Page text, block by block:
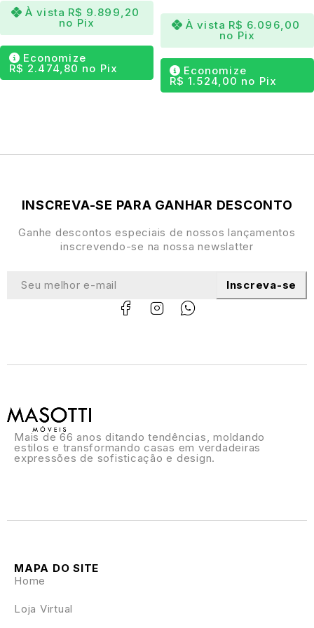
Detalhes anatômicos e simbólicosque remetem ao
boto-cor-de-rosa e às embarcações regionais
Conforto elevado
de ponta
Conexão entre natureza e mobiliáriocom estética
À vista R$ 9.899,20
no Pix
Economize
R$ 2.474,80 no Pix
À vista R$ 6.096,00
no Pix
Economize
R$ 1.524,00 no Pix
Mais de 66 anos ditando tendências, moldando
estilos e transformando casas em verdadeiras
expressões de sofisticação e design.
MAPA DO SITE
Home
Loja Virtual
INSCREVA-SE PARA GANHAR DESCONTO
Ganhe descontos especiais de nossos lançamentos
inscrevendo-se na nossa newslatter
Inscreva-se